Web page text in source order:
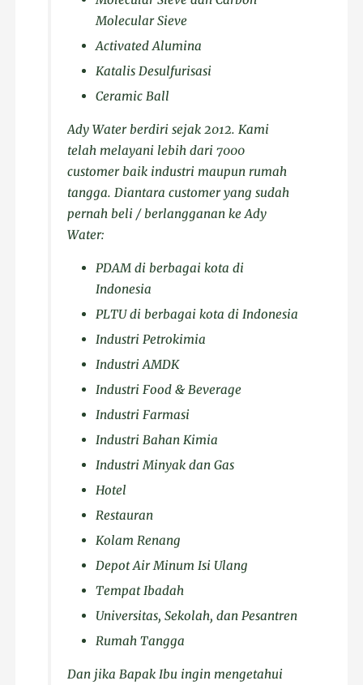
Molecular Sieve
Activated Alumina
Katalis Desulfurisasi
Ceramic Ball
Ady Water berdiri sejak 2012. Kami
telah melayani lebih dari 7000
customer baik industri maupun rumah
tangga. Diantara customer yang sudah
pernah beli / berlangganan ke Ady
Water:
PDAM di berbagai kota di
Indonesia
PLTU di berbagai kota di Indonesia
Industri Petrokimia
Industri AMDK
Industri Food & Beverage
Industri Farmasi
Industri Bahan Kimia
Industri Minyak dan Gas
Hotel
Restauran
Kolam Renang
Depot Air Minum Isi Ulang
Tempat Ibadah
Universitas, Sekolah, dan Pesantren
Rumah Tangga
Dan jika Bapak Ibu ingin mengetahui